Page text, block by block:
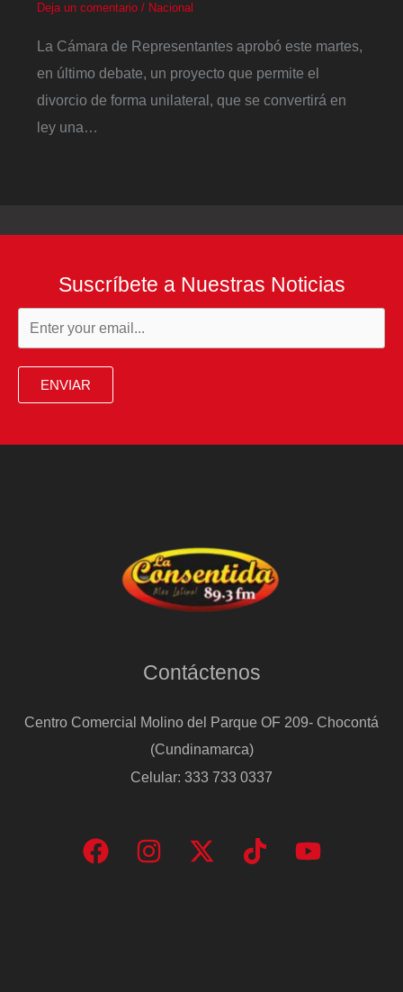
Deja un comentario / Nacional
La Cámara de Representantes aprobó este martes,
en último debate, un proyecto que permite el
divorcio de forma unilateral, que se convertirá en
ley una…
Suscríbete a Nuestras Noticias
ENVIAR
Contáctenos
Centro Comercial Molino del Parque OF 209- Chocontá
(Cundinamarca)
Celular: 333 733 0337